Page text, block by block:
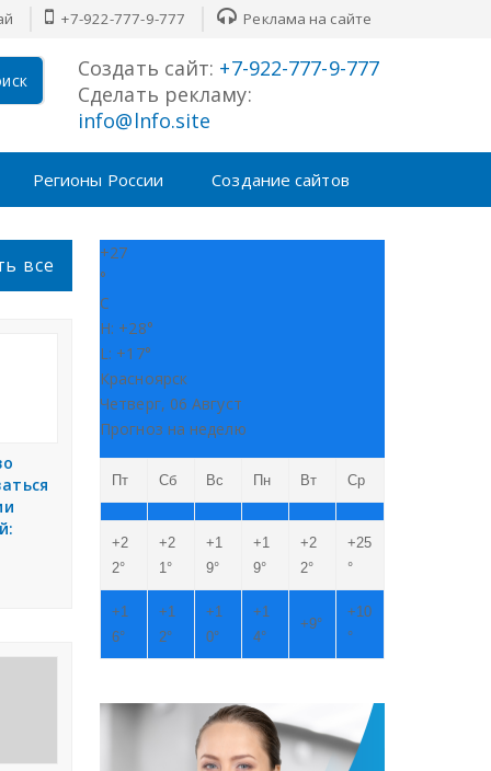
+7-922-777-9-777 Реклама на сайте
Создать сайт: +7-922-777-9-777
Сделать рекламу:
info@lnfo.site
Регионы России Создание сайтов
все
+27
°
C
H: +28°
L: +17°
Красноярск
Четверг, 06 Август
Прогноз на неделю
Пт Сб Вс Пн Вт Ср
+2
2°
+2
1°
+1
9°
+1
9°
+2
2°
+25
°
+1
6°
+1
2°
+1
0°
+1
4°
+9°
+10
°